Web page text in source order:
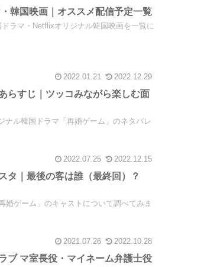
韓国映画｜オススメ配信予定一覧
ラマ・Netflixオリジナル韓国映画を一覧に
2022.01.21 2022.12.29
らすじ｜ツッコみながら楽しむ面
ナル韓国ドラマ「再婚ゲーム」のネタバレ
2022.07.25 2022.12.15
タ｜最後の客は誰（最終回）？
婚ゲーム」のキャストについて調べてみま
2021.07.26 2022.10.28
ブ マ室長役・マイネーム弁護士役